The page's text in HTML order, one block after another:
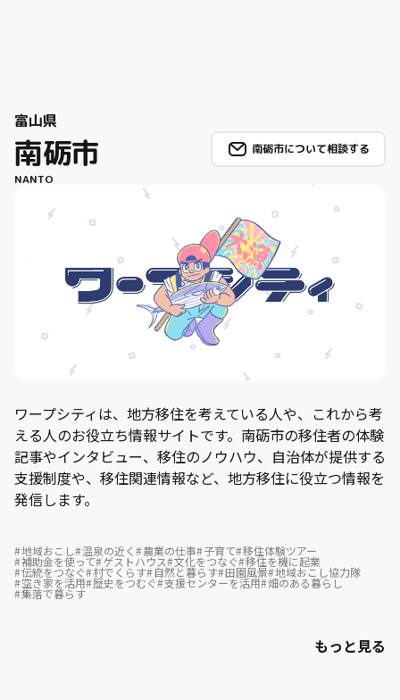
富山県
南砺市
NANTO
南砺市について相談する
ワープシティは、地方移住を考えている人や、これから考
える人のお役立ち情報サイトです。南砺市の移住者の体験
記事やインタビュー、移住のノウハウ、自治体が提供する
支援制度や、移住関連情報など、地方移住に役立つ情報を
発信します。
地域おこし 温泉の近く 農業の仕事 子育て 移住体験ツアー
補助金を使って ゲストハウス 文化をつなぐ 移住を機に起業
伝統をつなぐ 村でくらす 自然と暮らす 田園風景 地域おこし協力隊
空き家を活用 歴史をつむぐ 支援センターを活用 畑のある暮らし
集落で暮らす
もっと見る